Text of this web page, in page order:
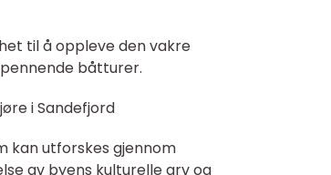
til å oppleve den vakre
båtturer.
i Sandefjord
kan utforskes gjennom
av byens kulturelle arv og